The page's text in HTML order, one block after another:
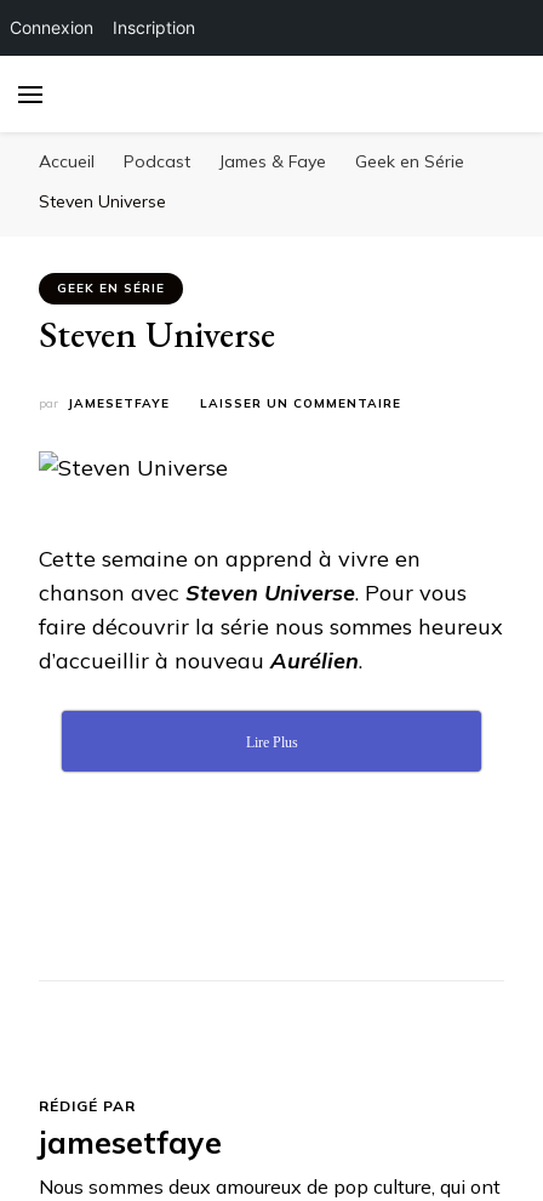
Connexion Inscription
Accueil Podcast James & Faye
Geek en Série
Steven Universe
GEEK EN SÉRIE
Steven Universe
par JAMESETFAYE LAISSER UN COMMENTAIRE
Cette semaine on apprend à vivre en
chanson avec Steven Universe. Pour vous
faire découvrir la série nous sommes heureux
d’accueillir à nouveauAurélien.
Lire Plus
RÉDIGÉ PAR
jamesetfaye
Nous sommes deux amoureux de pop culture, qui ont